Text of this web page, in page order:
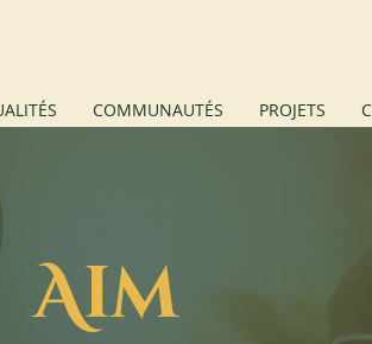
COMMUNAUTÉS PROJETS
AIM